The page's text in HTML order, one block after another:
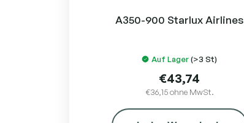
A350-900 Starlux Airlines
Auf Lager(>3 St)
€36,15 ohne MwSt.
€43,74